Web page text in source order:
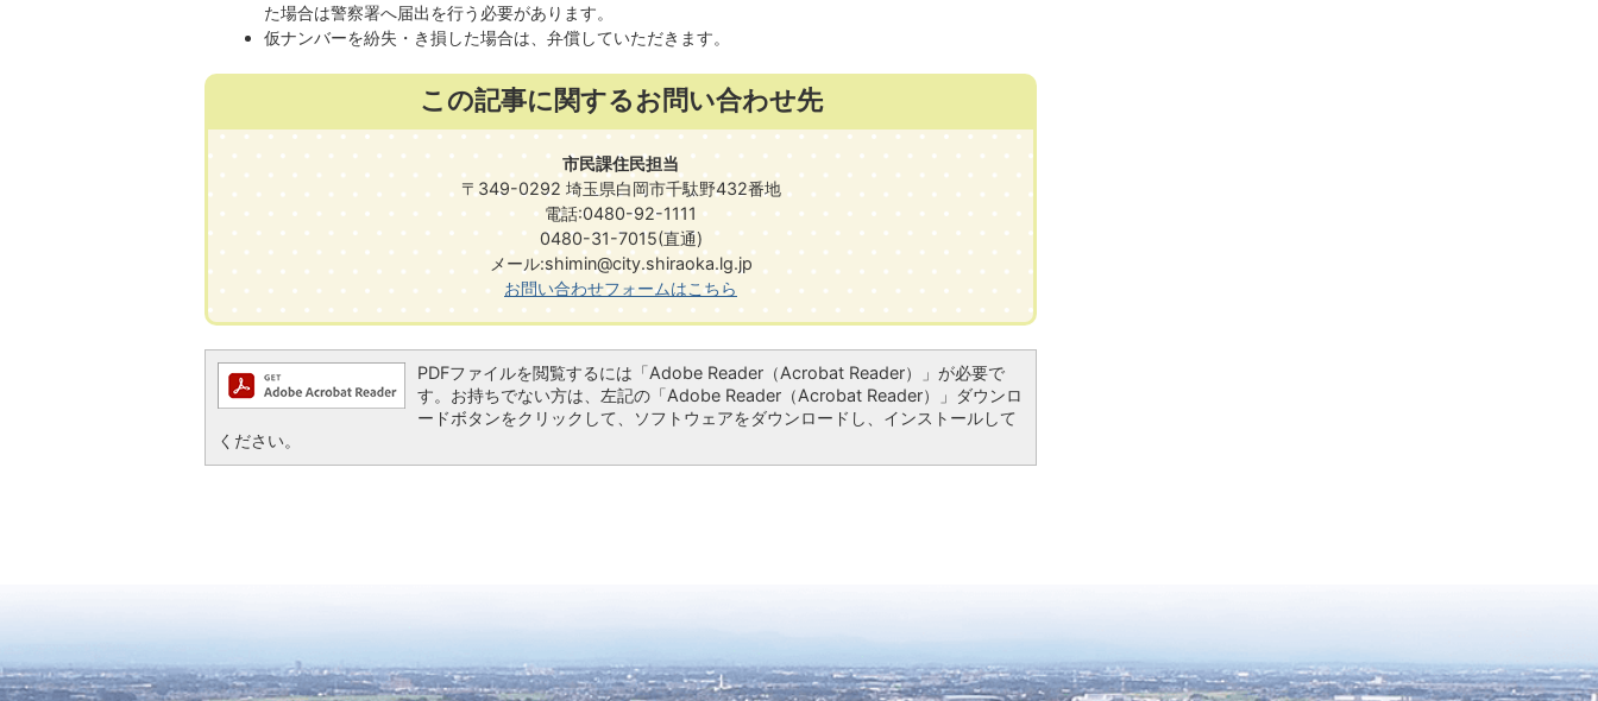
た場合は警察署へ届出を行う必要があります。
仮ナンバーを紛失・き損した場合は、弁償していただきます。
この記事に関するお問い合わせ先
市民課住民担当
〒349-0292 埼玉県白岡市千駄野432番地
電話:0480-92-1111
0480-31-7015(直通)
メール:shimin@city.shiraoka.lg.jp
お問い合わせフォームはこちら
PDFファイルを閲覧するには「Adobe Reader（Acrobat Reader）」が必要で
す。お持ちでない方は、左記の「Adobe Reader（Acrobat Reader）」ダウンロ
ードボタンをクリックして、ソフトウェアをダウンロードし、インストールして
ください。